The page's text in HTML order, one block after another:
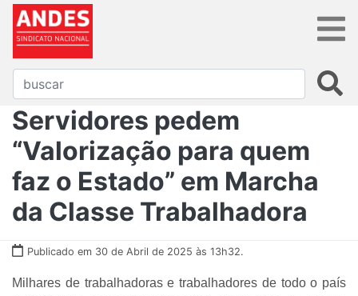
Servidores pedem
“Valorização para quem
faz o Estado” em Marcha
da Classe Trabalhadora
Publicado em 30 de Abril de 2025 às 13h32.
Milhares de trabalhadoras e trabalhadores de todo o país